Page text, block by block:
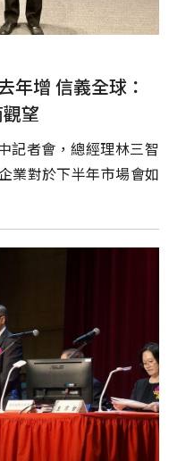
年增 信義全球：
望
記者會，總經理林三智
業對於下半年市場會如